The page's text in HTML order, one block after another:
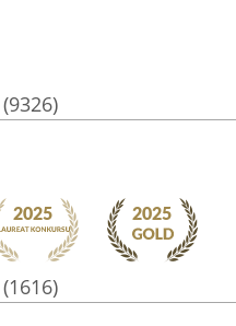
(9326)
(1616)